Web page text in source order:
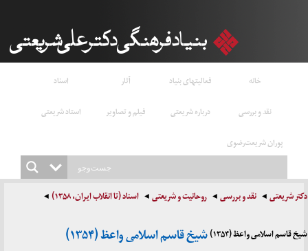
خانه فعالیتهای بنیاد آثار
اسناد
نقد و بررسی
درباره شریعتی فیلم و تصاویر
استاد شریعتی
پوران شریعت‌رضوی
دکتر شریعتی نقد و بررسی روحانیت و شریعتی اسناد (تا انقلاب ایران، ۱۳۵۸)
شیخ قاسم اسلامی واعظ (۱۳۵۴) شیخ قاسم اسلامی واعظ (۱۳۵۴)